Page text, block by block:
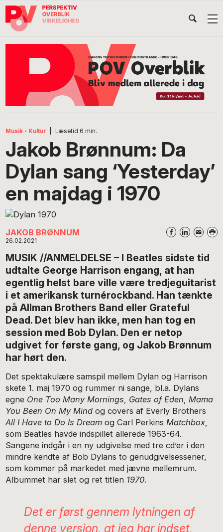
Gå
direkte
Skip
indhold
Gå
direkte
Musik · Kultur Læsetid 6 min.
Jakob Brønnum: Da
Dylan sang ‘Yesterday’
en majdag i 1970
JAKOB BRØNNUM
26.02.2021
MUSIK //ANMELDELSE – I Beatles sidste tid
udtalte George Harrison engang, at han
egentlig helst bare ville være tredjeguitarist
i et amerikansk turnérockband. Han tænkte
på Allman Brothers Band eller Grateful
Dead. Det blev han ikke, men han tog en
session med Bob Dylan. Den er netop
udgivet for første gang, og Jakob Brønnum
har hørt den.
Det spektakulære samspil mellem Dylan og Harrison
skete 1. maj 1970 og rummer ni sange, bl.a. Dylans
egne One Too Many Mornings Gates of Eden Mama
You Been On My Mind og covers af Everly Brothers
All I Have to Do Is Dream og Carl Perkins Matchbox
som Beatles havde indspillet allerede 1963-64.
Sangene indgår i en ny udgivelse med tre cd’er i den
mindre kendte af Bob Dylans to genudgivelsesserier,
som kommer på markedet med jævne mellemrum.
Albummet har slet og ret titlen 1970.
Det er først gennem lytningen af
denne version, at jeg har indset,